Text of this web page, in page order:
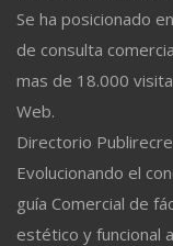
Se ha posicionado
de consulta
mas de 18.000
Web.
Directorio
Evolucionando el
guía Comercial de
estético y funcional